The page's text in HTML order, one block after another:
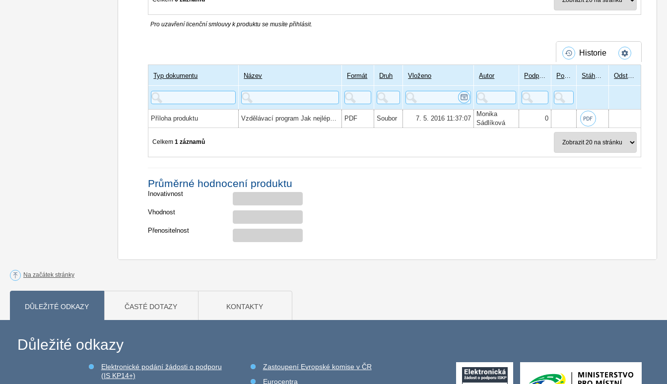
Pro uzavření licenční smlouvy k produktu se musíte přihlásit.
Historie
Typ dokumentu Název Formát Druh Vloženo Autor Podpisů Podepsal Stáhnout Odstranit
Příloha produktu Vzdělávací program Jak nejlépe na trh práce pro žáky středních škol PDF Soubor 7. 5. 2016 11:37:07
Monika
Sádlíková
0
Celkem 1 záznamů
Průměrné hodnocení produktu
Inovativnost
Vhodnost
Přenositelnost
Na začátek stránky
DŮLEŽITÉ ODKAZY ČASTÉ DOTAZY KONTAKTY
Důležité odkazy
Elektronické podání žádosti o podporu
(IS KP14+)
Zastoupení Evropské komise v ČR
Eurocentra